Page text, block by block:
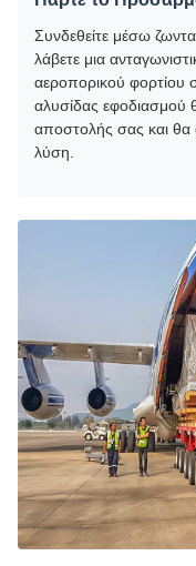
Συνδεθείτε μέσω
λάβετε μια
αεροπορικού φορτίου
αλυσίδας εφοδιασμού
αποστολής σας και
λύση.